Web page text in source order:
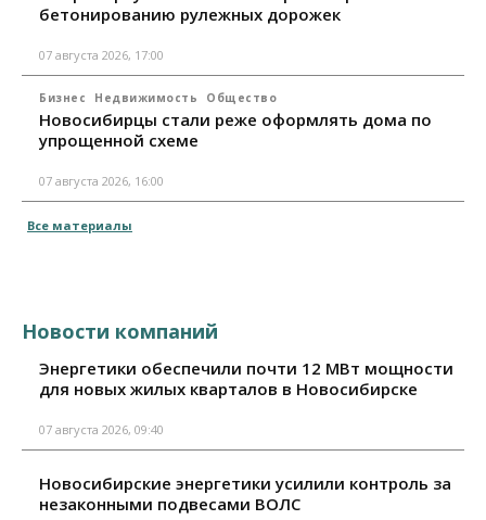
бетонированию рулежных дорожек
07 августа 2026, 17:00
Бизнес Недвижимость Общество
Новосибирцы стали реже оформлять дома по
упрощенной схеме
07 августа 2026, 16:00
Все материалы
Новости компаний
Энергетики обеспечили почти 12 МВт мощности
для новых жилых кварталов в Новосибирске
07 августа 2026, 09:40
Новосибирские энергетики усилили контроль за
незаконными подвесами ВОЛС